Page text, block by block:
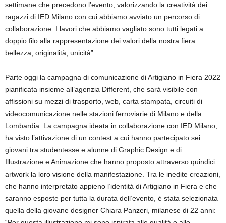
settimane che precedono l’evento, valorizzando la creatività dei
ragazzi di IED Milano con cui abbiamo avviato un percorso di
collaborazione. I lavori che abbiamo vagliato sono tutti legati a
doppio filo alla rappresentazione dei valori della nostra fiera:
bellezza, originalità, unicità”.
Parte oggi la campagna di comunicazione di Artigiano in Fiera 2022
pianificata insieme all’agenzia Different, che sarà visibile con
affissioni su mezzi di trasporto, web, carta stampata, circuiti di
videocomunicazione nelle stazioni ferroviarie di Milano e della
Lombardia. La campagna ideata in collaborazione con IED Milano,
ha visto l’attivazione di un contest a cui hanno partecipato sei
giovani tra studentesse e alunne di Graphic Design e di
Illustrazione e Animazione che hanno proposto attraverso quindici
artwork la loro visione della manifestazione. Tra le inedite creazioni,
che hanno interpretato appieno l’identità di Artigiano in Fiera e che
saranno esposte per tutta la durata dell’evento, è stata selezionata
quella della giovane designer Chiara Panzeri, milanese di 22 anni: